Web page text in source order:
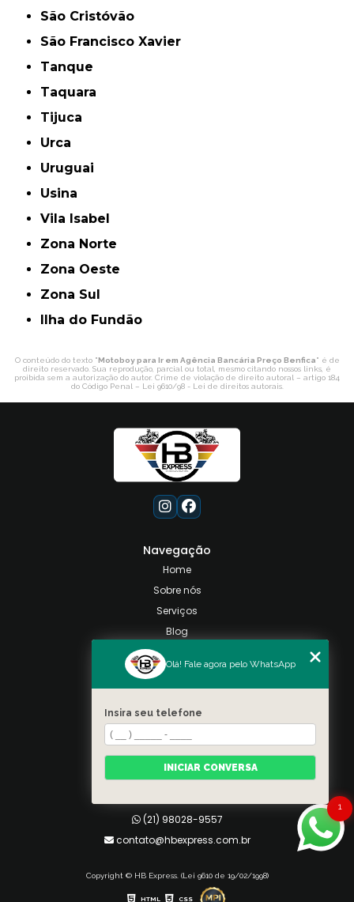
São Cristóvão
São Francisco Xavier
Tanque
Taquara
Tijuca
Urca
Uruguai
Usina
Vila Isabel
Zona Norte
Zona Oeste
Zona Sul
ilha do Fundão
O conteúdo do texto "Motoboy para Ir em Agência Bancária Preço Benfica" é de
direito reservado. Sua reprodução, parcial ou total, mesmo citando nossos links, é
proibida sem a autorização do autor. Crime de violação de direito autoral – artigo 184
do Código Penal – Lei 9610/98 - Lei de direitos autorais.
Navegação
Home
Sobre nós
Serviços
Blog
Categorias
Mapa do site
Contato
Taquara, Rio de Janeiro
(21) 98028-9557
(21) 98028-9557
contato@hbexpress.com.br
Copyright © HB Express. (Lei 9610 de 19/02/1998)
HTML CSS
1
Olá! Fale agora pelo WhatsApp
Insira seu telefone
INICIAR CONVERSA